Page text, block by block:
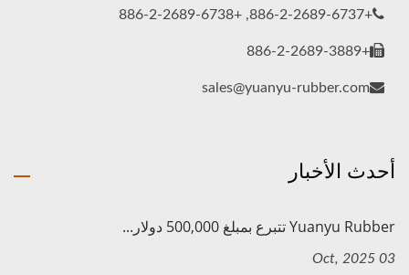
+886-2-2689-6737, +886-2-2689-6738
+886-2-2689-3889
sales@yuanyu-rubber.com
أحدث الأخبار
Yuanyu Rubber تتبرع بمبلغ 500,000 دولار...
03 Oct, 2025